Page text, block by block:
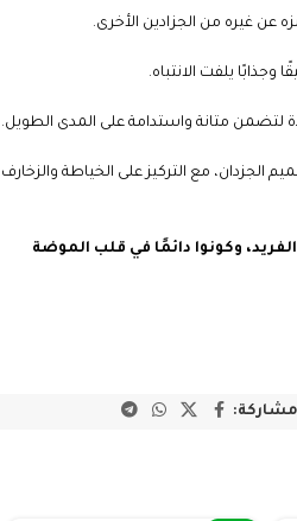
الجزدان، مع التركيز على الخياطة والزخارف
وكونوا دائمًا في قلب الموضة
مشاركة: